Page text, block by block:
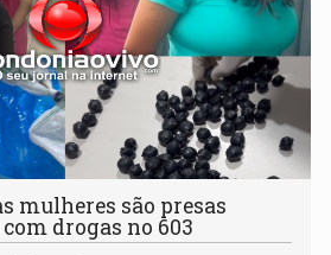
mulheres são presas
drogas no 603